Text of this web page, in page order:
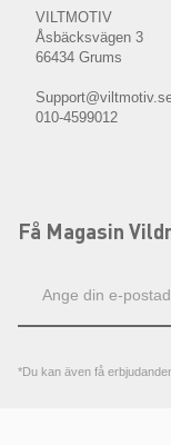
VILTMOTIV
Åsbäcksvägen 3
66434 Grums
010-4599012
Få Magasin
postadress
*Du kan även få